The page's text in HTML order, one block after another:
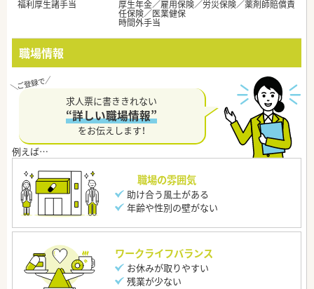
福利厚生諸手当
厚生年金／雇用保険／労災保険／薬剤師賠償責
任保険／医業健保
時間外手当
職場情報
求人票に書ききれない
“詳しい職場情報”
をお伝えします！
職場の雰囲気
助け合う風土がある
年齢や性別の壁がない
ワークライフバランス
お休みが取りやすい
残業が少ない